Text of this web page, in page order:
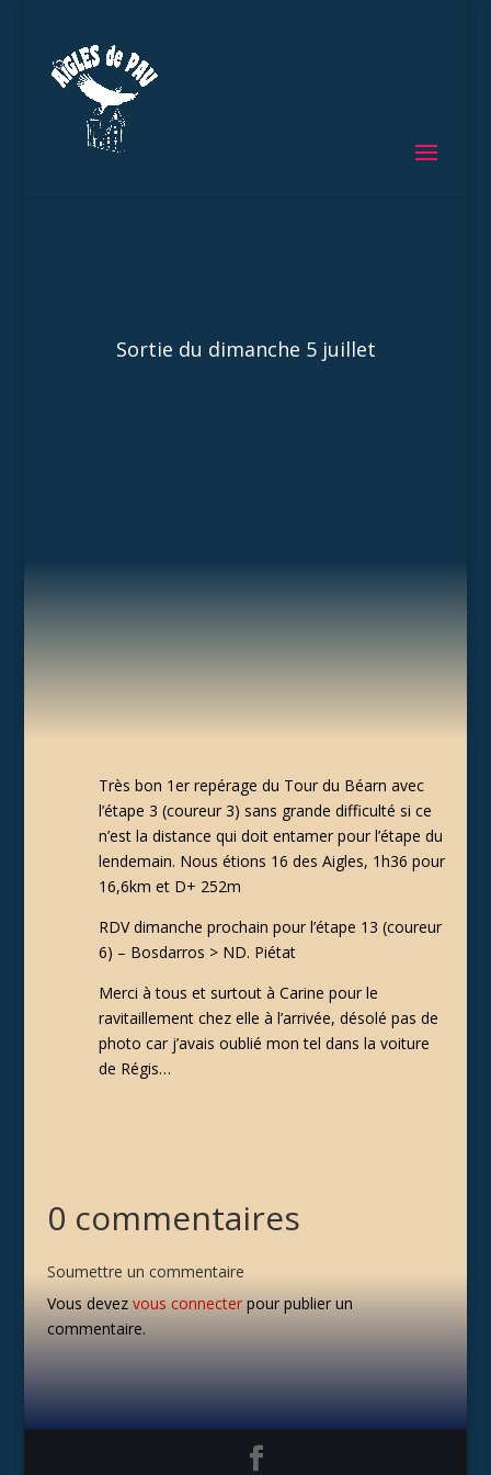
Sortie du dimanche 5 juillet
Très bon 1er repérage du Tour du Béarn avec
l’étape 3 (coureur 3) sans grande difficulté si ce
n’est la distance qui doit entamer pour l’étape du
lendemain. Nous étions 16 des Aigles, 1h36 pour
16,6km et D+ 252m
RDV dimanche prochain pour l’étape 13 (coureur
6) – Bosdarros > ND. Piétat
Merci à tous et surtout à Carine pour le
ravitaillement chez elle à l’arrivée, désolé pas de
photo car j’avais oublié mon tel dans la voiture
de Régis…
0 commentaires
Soumettre un commentaire
Vous devez vous connecterpour publier un
commentaire.